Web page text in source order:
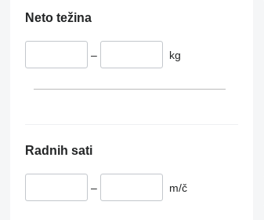
Neto težina
– kg
Radnih sati
– m/č